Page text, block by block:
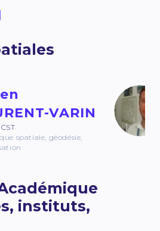
VARIN
spatiale, géodésie,
instituts,